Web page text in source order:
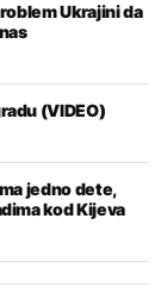
Ukrajini da
(VIDEO)
jedno dete,
kod Kijeva